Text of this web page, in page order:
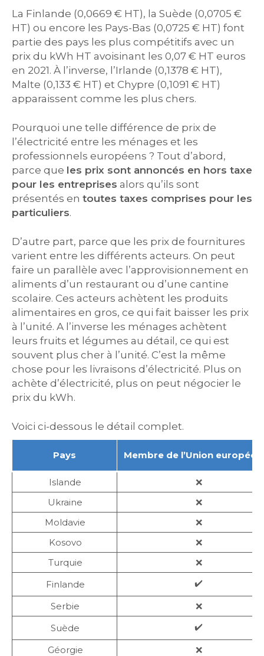
La Finlande (0,0669 € HT), la Suède (0,0705 €
HT) ou encore les Pays-Bas (0,0725 € HT) font
partie des pays les plus compétitifs avec un
prix du kWh HT avoisinant les 0,07 € HT euros
en 2021. À l’inverse, l’Irlande (0,1378 € HT),
Malte (0,133 € HT) et Chypre (0,1091 € HT)
apparaissent comme les plus chers.
Pourquoi une telle différence de prix de
l’électricité entre les ménages et les
professionnels européens ? Tout d’abord,
parce que les prix sont annoncés en hors taxe
pour les entreprises alors qu’ils sont
présentés en toutes taxes comprises pour les
particuliers.
D’autre part, parce que les prix de fournitures
varient entre les différents acteurs. On peut
faire un parallèle avec l’approvisionnement en
aliments d’un restaurant ou d’une cantine
scolaire. Ces acteurs achètent les produits
alimentaires en gros, ce qui fait baisser les prix
à l’unité. A l’inverse les ménages achètent
leurs fruits et légumes au détail, ce qui est
souvent plus cher à l’unité. C’est la même
chose pour les livraisons d’électricité. Plus on
achète d’électricité, plus on peut négocier le
prix du kWh.
Voici ci-dessous le détail complet.
Pays Membre de l’Union
Islande
❌
Ukraine
❌
Moldavie
❌
Kosovo
❌
Turquie
❌
Finlande
✔️
Serbie
❌
Suède
✔️
Géorgie
❌